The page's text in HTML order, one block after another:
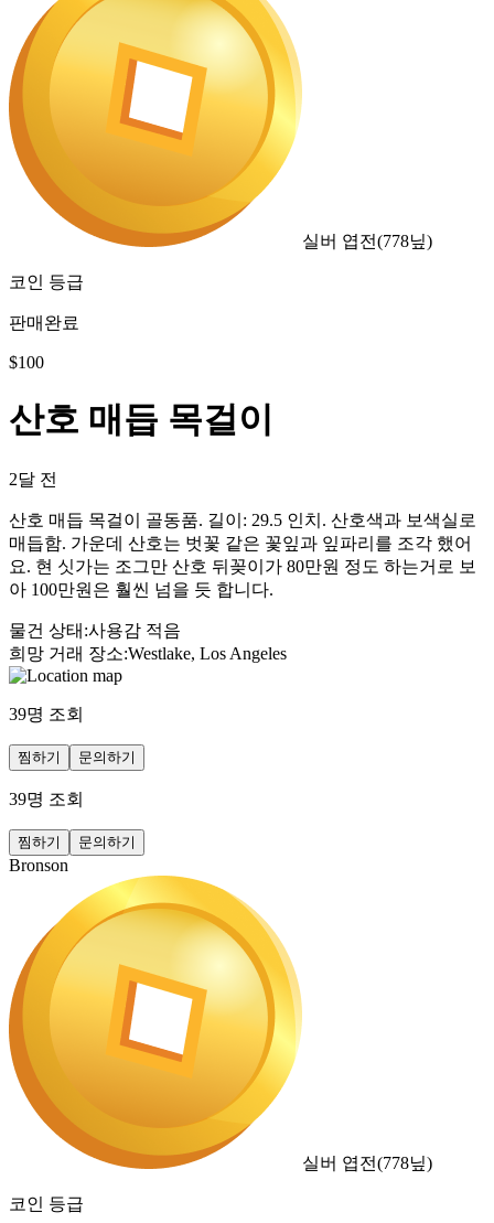
실버 엽전(778닢)
코인 등급
판매완료
$100
산호 매듭 목걸이
2달 전
산호 매듭 목걸이 골동품. 길이: 29.5 인치. 산호색과 보색실로
매듭함. 가운데 산호는 벗꽃 같은 꽃잎과 잎파리를 조각 했어
요. 현 싯가는 조그만 산호 뒤꽂이가 80만원 정도 하는거로 보
아 100만원은 훨씬 넘을 듯 합니다.
물건 상태 :사용감 적음
희망 거래 장소:Westlake, Los Angeles
39명 조회
찜하기 문의하기
39명 조회
찜하기 문의하기
Bronson
실버 엽전(778닢)
코인 등급